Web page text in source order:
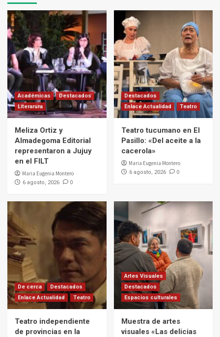
Académicas
Destacados
Literarura
Meliza Ortiz y
Almadegoma Editorial
representaron a Jujuy
en el FILT
Maria Eugenia Montero
6 agosto, 2026 0
Destacados
Enlace Actualidad
Teatro
Teatro tucumano en El
Pasillo: «Del aceite a la
cacerola»
Maria Eugenia Montero
6 agosto, 2026 0
De cerca
Destacados
Enlace Actualidad
Teatro
Teatro independiente
de provincias en la
Artes Visuales
Destacados
Espacios culturales
Muestra de artes
visuales «Las delicias